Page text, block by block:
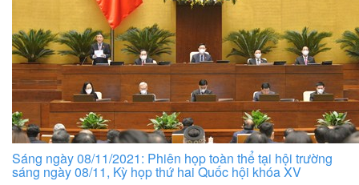
Sáng ngày 08/11/2021: Phiên họp toàn thể tại hội trường
sáng ngày 08/11, Kỳ họp thứ hai Quốc hội khóa XV